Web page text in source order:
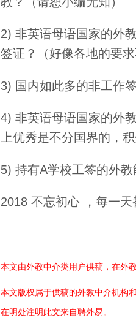
2) 非英语母语国家的外
签证？（好像各地的要求
3) 国内如此多的非工作
4) 非英语母语国家的外
上优秀是不分国界的，
5) 持有A学校工签的外
2018 不忘初心 ，每一天
本文由外教中介类用户供稿，在外
本文版权属于供稿的外教中介机构
在明处注明此文来自聘外易。